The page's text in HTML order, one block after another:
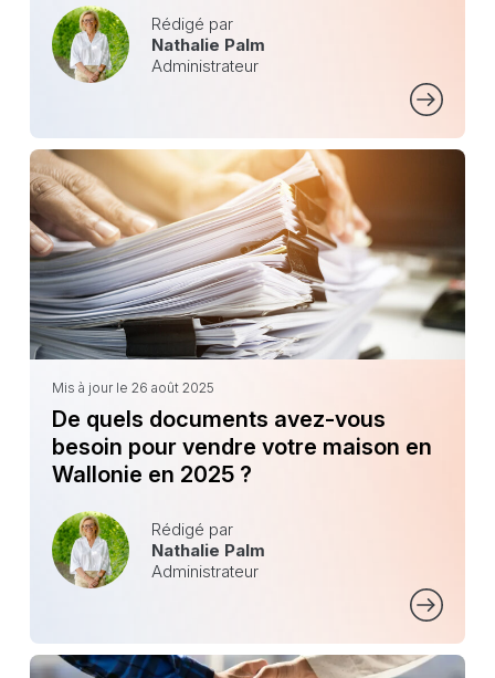
Rédigé par
Nathalie Palm
Administrateur
Mis à jour le 26 août 2025
De quels documents avez-vous
besoin pour vendre votre maison en
Wallonie en 2025 ?
Rédigé par
Nathalie Palm
Administrateur